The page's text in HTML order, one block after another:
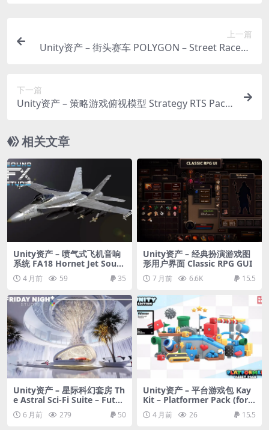
上一篇
Unity资产 – 街头赛车 POLYGON – Street Racer –
下一篇
Unity资产 – 策略游戏俯视模型 Strategy RTS Pack
相关文章
Unity资产 – 喷气式飞机音响
系统 FA18 Hornet Jet Soun
d System
4 月前 59 35
Unity资产 – 经典扮演游戏图
形用户界面 Classic RPG GUI
7 月前 6.6K 15.5
Unity资产 – 星际科幻套房 Th
e Astral Sci-Fi Suite – Futur
istic Grand Chamber Bedro
om6 月前 279 50
Unity资产 – 平台游戏包 Kay
Kit – Platformer Pack (for
Unity)
4 月前 26 15.5